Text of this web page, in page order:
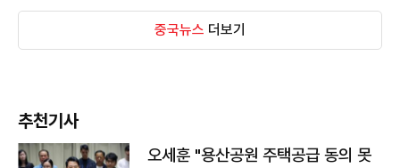
중국뉴스 더보기
추천기사
오세훈 "용산공원 주택공급 동의 못